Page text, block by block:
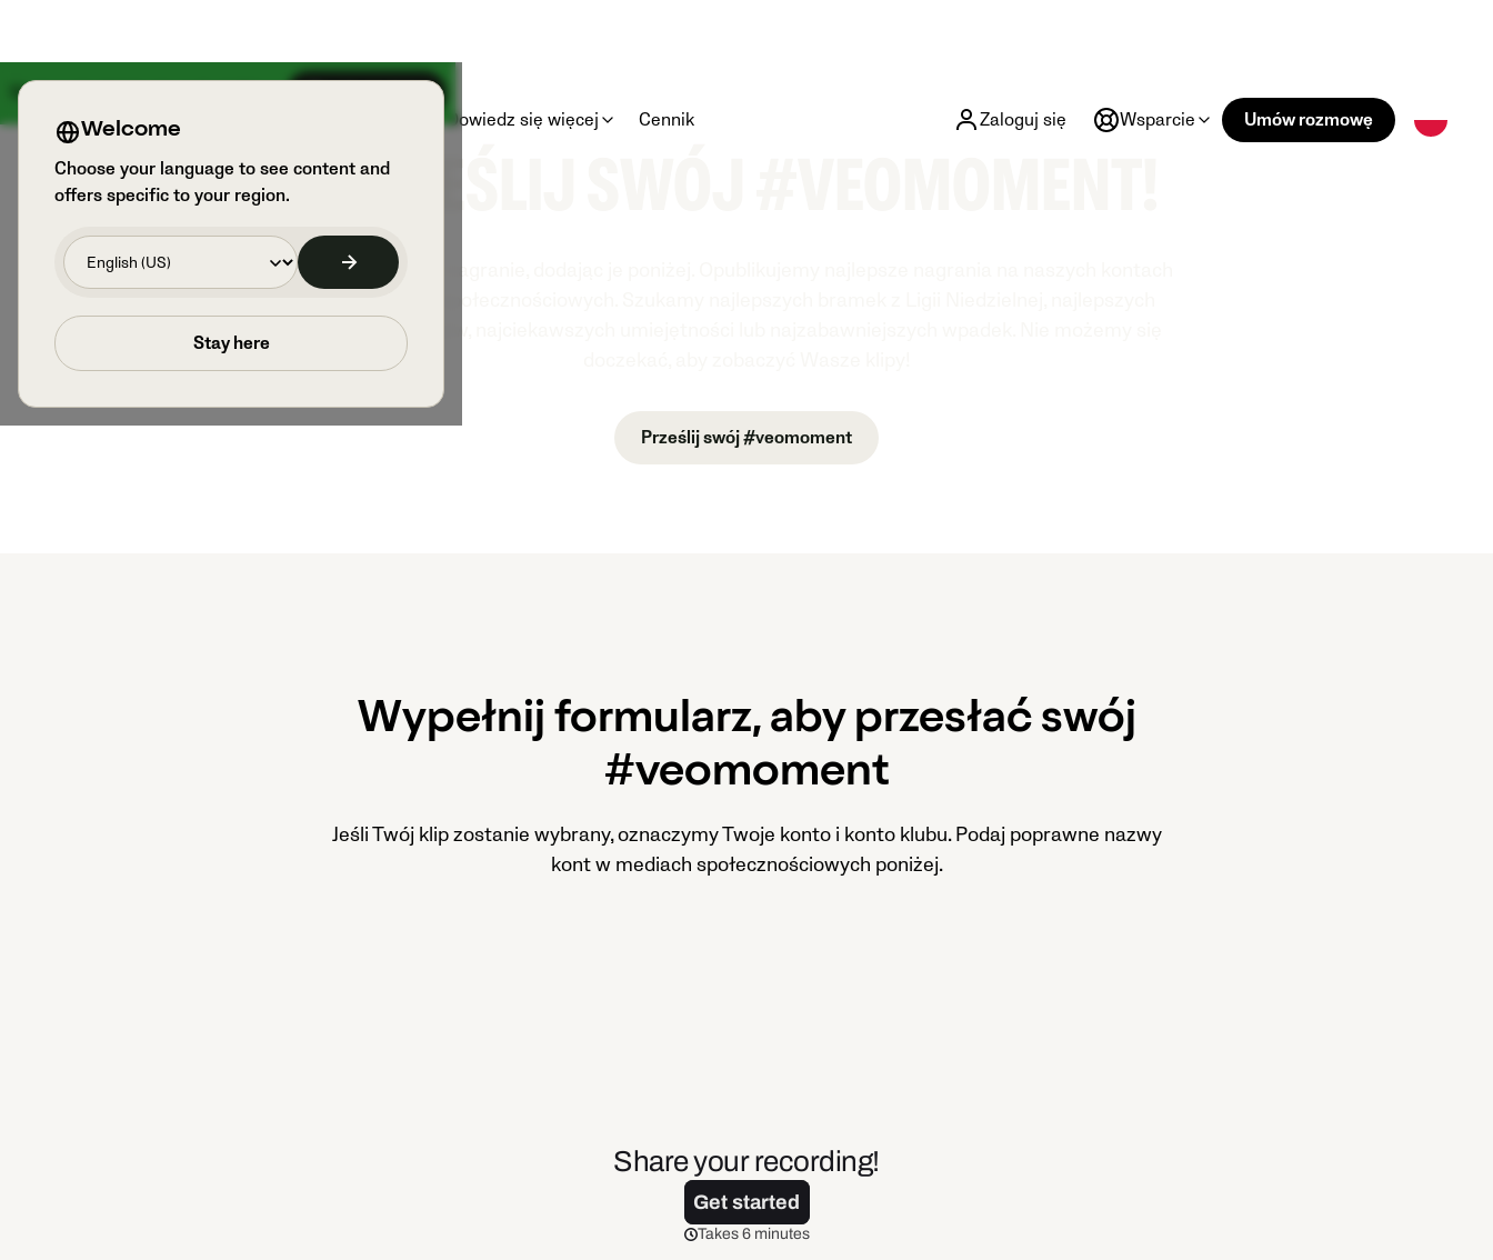
18 sierpnia dzieje się coś wielkiego
Produkty
Dowiedz się więcej Cennik Zaloguj się Wsparcie Umów rozmowę
Welcome
Choose your language to see content and
offers specific to your region.
Stay here
PRZEŚLIJ SWÓJ #VEOMOMENT!
Prześlij swoje nagranie, dodając je poniżej. Opublikujemy najlepsze nagrania na naszych kontach
prób i wślizgów, najciekawszych umiejętności lub najzabawniejszych wpadek. Nie możemy się
Prześlij swój #veomoment
Wypełnij formularz, aby przesłać swój
#veomoment
Jeśli Twój klip zostanie wybrany, oznaczymy Twoje konto i konto klubu. Podaj poprawne nazwy
kont w mediach społecznościowych poniżej.